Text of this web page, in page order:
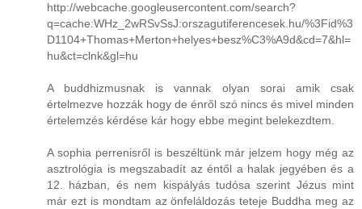
http://webcache.googleusercontent.com/search?
q=cache:WHz_2wRSvSsJ:orszagutiferencesek.hu/%3Fid%3
D1104+Thomas+Merton+helyes+besz%C3%A9d&cd=7&hl=
hu&ct=clnk&gl=hu
A buddhizmusnak is vannak olyan sorai amik csak
értelmezve hozzák hogy de énről szó nincs és mivel minden
értelemzés kérdése kár hogy ebbe megint belekezdtem.
A sophia perrenisről is beszéltünk már jelzem hogy még az
asztrológia is megszabadít az éntől a halak jegyében és a
12. házban, és nem kispályás tudósa szerint Jézus mint
már ezt is mondtam az önfeláldozás teteje Buddha meg az